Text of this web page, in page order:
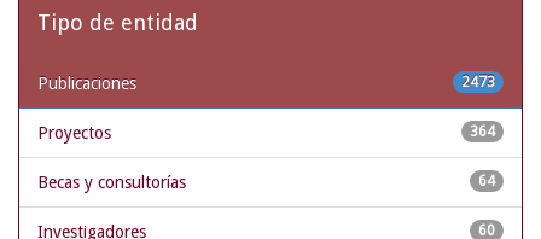
Tipo de entidad
2473
Publicaciones
364
Proyectos
64
Becas y consultorías
60
Investigadores